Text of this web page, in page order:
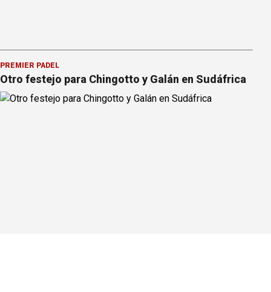
PREMIER PÁDEL
Otro festejo para Chingotto y Galán en Sudáfrica